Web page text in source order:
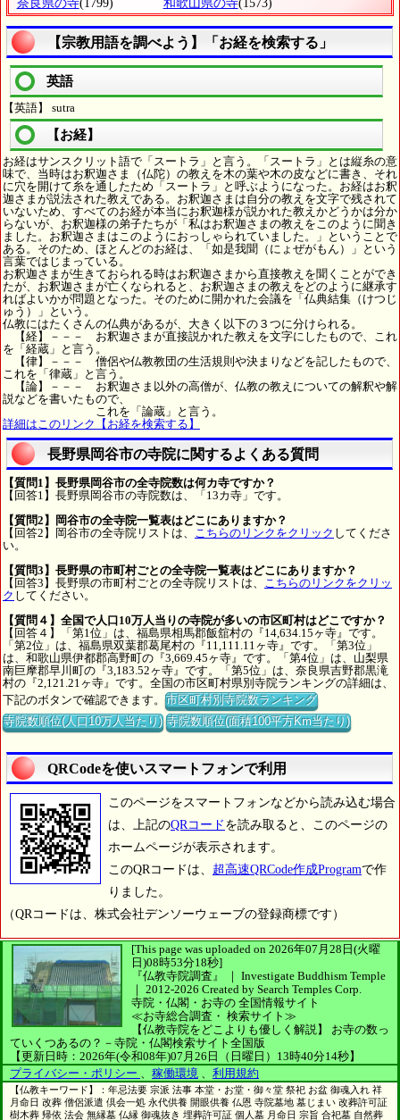
奈良県の寺(1799) 和歌山県の寺(1573)
【宗教用語を調べよう】「お経を検索する」
英語
【英語】 sutra
【お経】
お経はサンスクリット語で「スートラ」と言う。「スートラ」とは縦糸の意
味で、当時はお釈迦さま（仏陀）の教えを木の葉や木の皮などに書き、それ
に穴を開けて糸を通したため「スートラ」と呼ぶようになった。お経はお釈
迦さまが説法された教えである。お釈迦さまは自分の教えを文字で残されて
いないため、すべてのお経が本当にお釈迦様が説かれた教えかどうかは分か
らないが、お釈迦様の弟子たちが「私はお釈迦さまの教えをこのように聞き
ました。お釈迦さまはこのようにおっしゃられていました。」ということで
ある。そのため、ほとんどのお経は、「如是我聞（にょぜがもん）」という
言葉ではじまっている。
お釈迦さまが生きておられる時はお釈迦さまから直接教えを聞くことができ
たが、お釈迦さまが亡くなられると、お釈迦さまの教えをどのように継承す
ればよいかが問題となった。そのために開かれた会議を「仏典結集（けつじ
ゅう）」という。
仏教にはたくさんの仏典があるが、大きく以下の３つに分けられる。
【経】－－－ お釈迦さまが直接説かれた教えを文字にしたもので、これ
を「経蔵」と言う。
【律】－－－ 僧侶や仏教教団の生活規則や決まりなどを記したもので、
これを「律蔵」と言う。
【論】－－－ お釈迦さま以外の高僧が、仏教の教えについての解釈や解
説などを書いたもので、
これを「論蔵」と言う。
詳細はこのリンク【お経を検索する】
長野県岡谷市の寺院に関するよくある質問
【質問1】長野県岡谷市の全寺院数は何カ寺ですか？
【回答1】長野県岡谷市の寺院数は、「13カ寺」です。
【質問2】岡谷市の全寺院一覧表はどこにありますか？
【回答2】岡谷市の全寺院リストは、
こちらのリンクをクリック してくださ
い。
【質問3】長野県の市町村ごとの全寺院一覧表はどこにありますか？
【回答3】長野県の市町村ごとの全寺院リストは、
こちらのリンクをクリッ
ク してください。
【質問４】全国で人口10万人当りの寺院が多いの市区町村はどこですか？
【回答４】「第1位」は、福島県相馬郡飯舘村の『14,634.15ヶ寺』です。
「第2位」は、福島県双葉郡葛尾村の『11,111.11ヶ寺』です。「第3位」
は、和歌山県伊都郡高野町の『3,669.45ヶ寺』です。「第4位」は、山梨県
南巨摩郡早川町の『3,183.52ヶ寺』です。「第5位」は、奈良県吉野郡黒滝
村の『2,121.21ヶ寺』です。全国の市区町村県別寺院ランキングの詳細は、
下記のボタンで確認できます。市区町村別寺院数ランキング
寺院数順位(人口10万人当たり) 寺院数順位(面積100平方Km当たり)
QRCodeを使いスマートフォンで利用
このページをスマートフォンなどから読み込む場合
は、上記のQRコード を読み取ると、このページの
ホームページが表示されます。
このQRコードは、 超高速QRCode作成Programで作
りました。
（QRコードは、株式会社デンソーウェーブの登録商標です）
[This page was uploaded on 2026年07月28日(火曜
日)08時53分18秒]
『仏教寺院調査』 ｜ Investigate Buddhism Temple
｜ 2012-2026 Created by Search Temples Corp.
寺院・仏閣・お寺の 全国情報サイト
≪お寺総合調査・ 検索サイト≫
【仏教寺院をどこよりも優しく解説】
お寺の数っ
ていくつあるの？－寺院・仏閣検索サイト全国版
【更新日時：2026年(令和08年)07月26日（日曜日）13時40分14秒】
プライバシー・ポリシー
稼働環境 利用規約
【仏教キーワード】：年忌法要 宗派 法事 本堂・お堂・御々堂 祭祀 お盆 御魂入れ 祥
月命日 改葬 僧侶派遣 倶会一処 永代供養 開眼供養 仏恩 寺院墓地 墓じまい 改葬許可証
樹木葬 帰依 法会 無縁墓 仏縁 御魂抜き 埋葬許可証 個人墓 月命日 宗旨 合祀墓 自然葬